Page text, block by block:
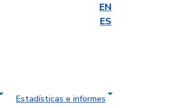
EN
ES
Estadísticas e informes